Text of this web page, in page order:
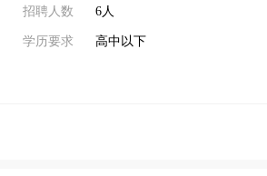
招聘人数 6人
学历要求 高中以下